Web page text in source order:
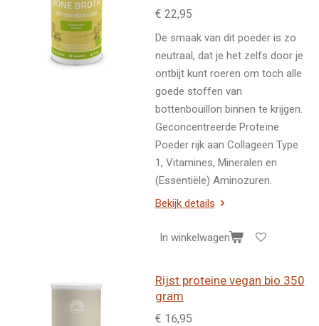
€ 22,95
De smaak van dit poeder is zo
neutraal, dat je het zelfs door je
ontbijt kunt roeren om toch alle
goede stoffen van
bottenbouillon binnen te krijgen.
Geconcentreerde Proteïne
Poeder rijk aan Collageen Type
1, Vitamines, Mineralen en
(Essentiële) Aminozuren.
Bekijk details
In winkelwagen
Rijst proteine vegan bio 350
gram
€ 16,95